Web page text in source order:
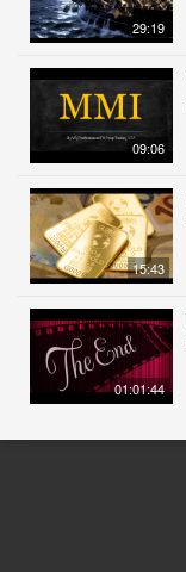
29:19
09:06
15:43
01:01:44